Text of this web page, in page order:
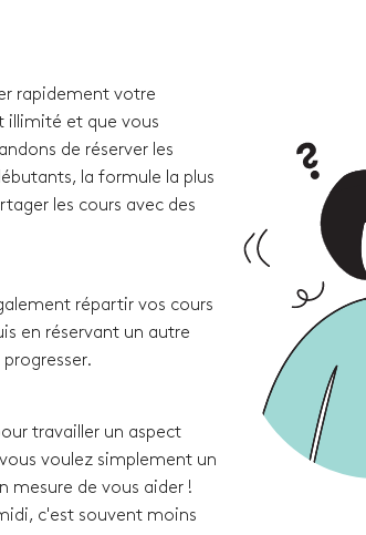
rapidement votre
illimité et que vous
de réserver les
la formule la plus
les cours avec des
répartir vos cours
en réservant un autre
travailler un aspect
voulez simplement un
mesure de vous aider !
c'est souvent moins